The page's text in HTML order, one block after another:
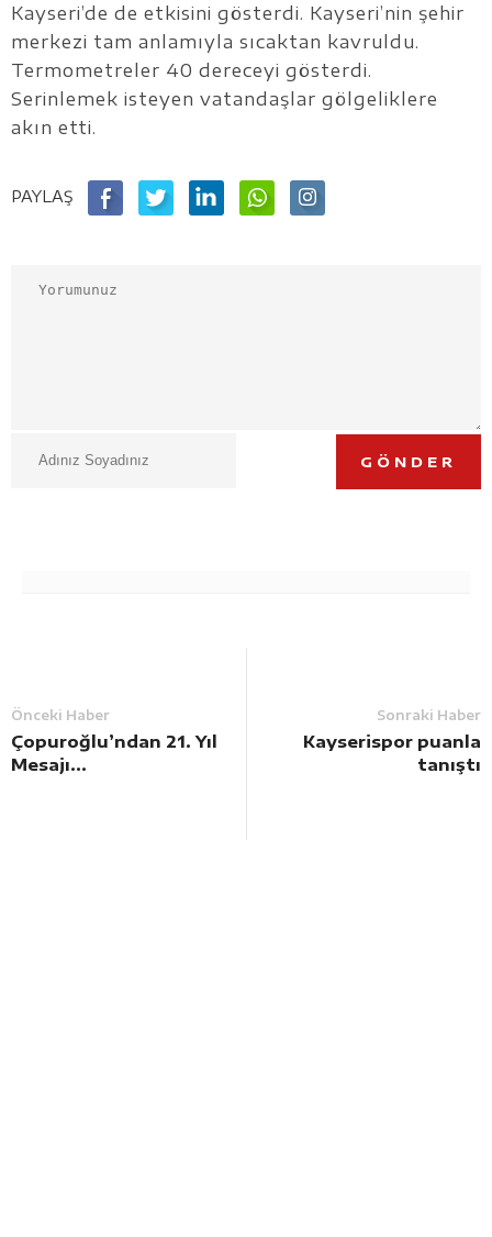
Kayseri’de de etkisini gösterdi. Kayseri’nin şehir
merkezi tam anlamıyla sıcaktan kavruldu.
Termometreler 40 dereceyi gösterdi.
Serinlemek isteyen vatandaşlar gölgeliklere
akın etti.
PAYLAŞ
GÖNDER
Önceki Haber
Çopuroğlu’ndan 21. Yıl
Mesajı...
Sonraki Haber
Kayserispor puanla
tanıştı